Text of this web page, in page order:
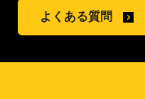
よくある質問